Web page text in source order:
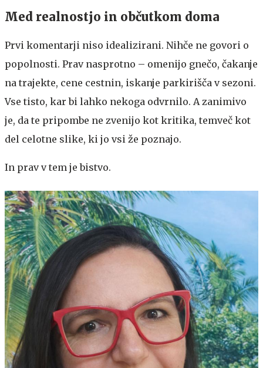
Med realnostjo in občutkom doma
Prvi komentarji niso idealizirani. Nihče ne govori o
popolnosti. Prav nasprotno – omenijo gnečo, čakanje
na trajekte, cene cestnin, iskanje parkirišča v sezoni.
Vse tisto, kar bi lahko nekoga odvrnilo. A zanimivo
je, da te pripombe ne zvenijo kot kritika, temveč kot
del celotne slike, ki jo vsi že poznajo.
In prav v tem je bistvo.